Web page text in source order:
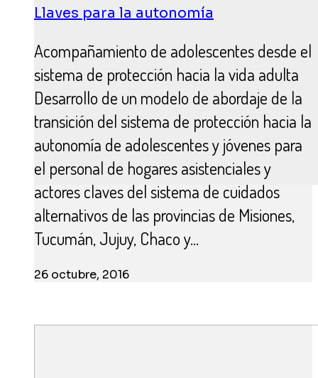
Llaves para la autonomía
Acompañamiento de adolescentes desde el
sistema de protección hacia la vida adulta
Desarrollo de un modelo de abordaje de la
transición del sistema de protección hacia la
autonomía de adolescentes y jóvenes para
el personal de hogares asistenciales y
actores claves del sistema de cuidados
alternativos de las provincias de Misiones,
Tucumán, Jujuy, Chaco y…
26 octubre, 2016